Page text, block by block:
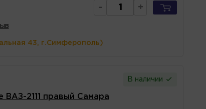
- +
43, г.Симферополь)
В наличии
2111 правый Самара